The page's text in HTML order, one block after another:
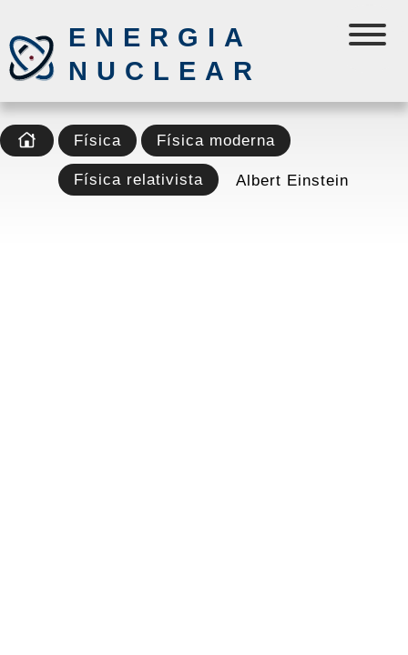
ENERGIA
NUCLEAR
Física Física moderna
Física relativista Albert Einstein